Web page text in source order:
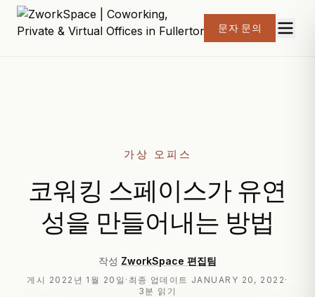
문자 문의
가상 오피스
코워킹 스페이스가 유연
성을 만들어내는 방법
작성 ZworkSpace 편집팀
게시 2022년 1월 20일 · 최종 업데이트 JANUARY 20, 2022 ·
3분 읽기